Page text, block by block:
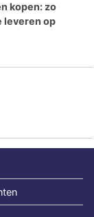
kopen: zo
leveren op